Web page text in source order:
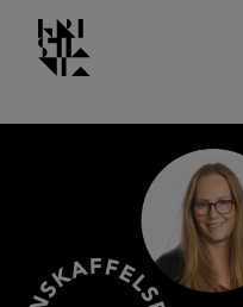
Gå
til
Kristiania logo